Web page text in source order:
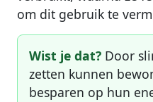
om dit gebruik te
Wist je dat? Door
zetten kunnen
besparen op hun